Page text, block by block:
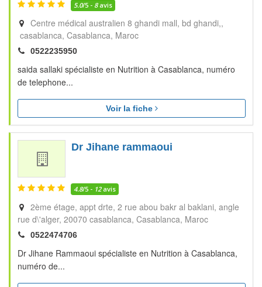
5.0/5 - 8avis
Centre médical australien 8 ghandi mall, bd ghandi,,
casablanca Casablanca Maroc
0522235950
saida sallaki spécialiste en Nutrition à Casablanca, numéro
de telephone...
Voir la fiche
Dr Jihane rammaoui
4.8/5 - 12avis
2ème étage, appt drte, 2 rue abou bakr al baklani, angle
rue d\'alger, 20070 casablanca Casablanca Maroc
0522474706
Dr Jihane Rammaoui spécialiste en Nutrition à Casablanca,
numéro de...